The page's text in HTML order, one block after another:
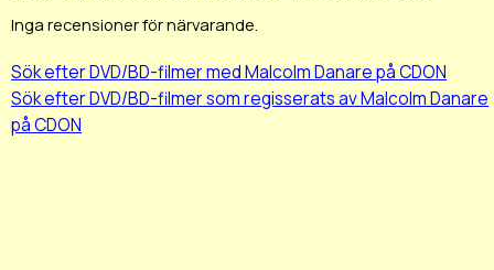
Inga recensioner för närvarande.
Sök efter DVD/BD-filmer med Malcolm Danare på CDON
Sök efter DVD/BD-filmer som regisserats av Malcolm Danare
på CDON